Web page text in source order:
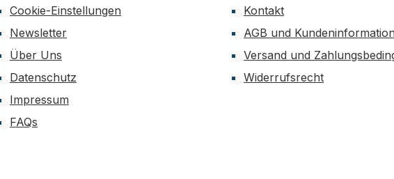
Cookie-Einstellungen
Newsletter
Über Uns
Datenschutz
Impressum
FAQs
Kontakt
AGB und
Versand und
Widerrufsrecht